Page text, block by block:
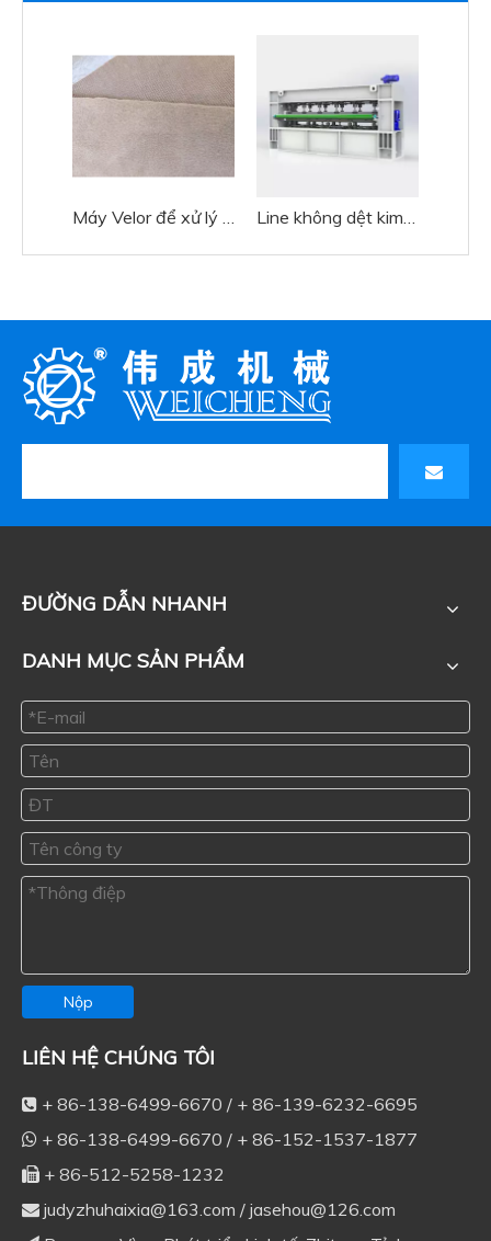
ĐƯỜNG DẪN NHANH
DANH MỤC SẢN PHẨM
Nộp
LIÊN HỆ CHÚNG TÔI
 + 86-138-6499-6670 / + 86-139-6232-6695
 + 86-138-6499-6670 / + 86-152-1537-1877
 + 86-512-5258-1232
 judyzhuhaixia@163.com / jasehou@126.com